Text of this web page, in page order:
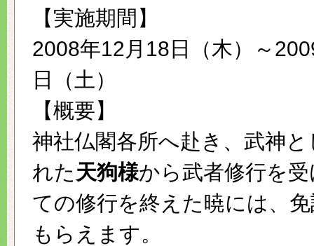
【実施期間】
2008年12月18日（木）～
日（土）
【概要】
神社仏閣各所へ赴き、武神
れた 天狗様から武者修行を
ての修行を終えた暁には、
もらえます。